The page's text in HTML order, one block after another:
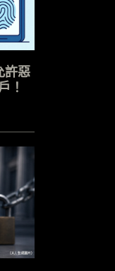
惡
！